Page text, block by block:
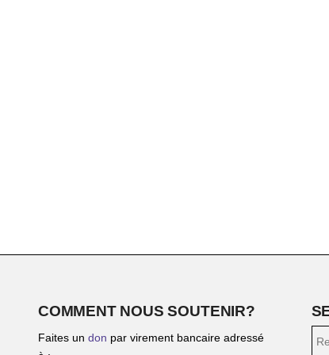
COMMENT NOUS SOUTENIR?
Faites un don par virement bancaire adressé